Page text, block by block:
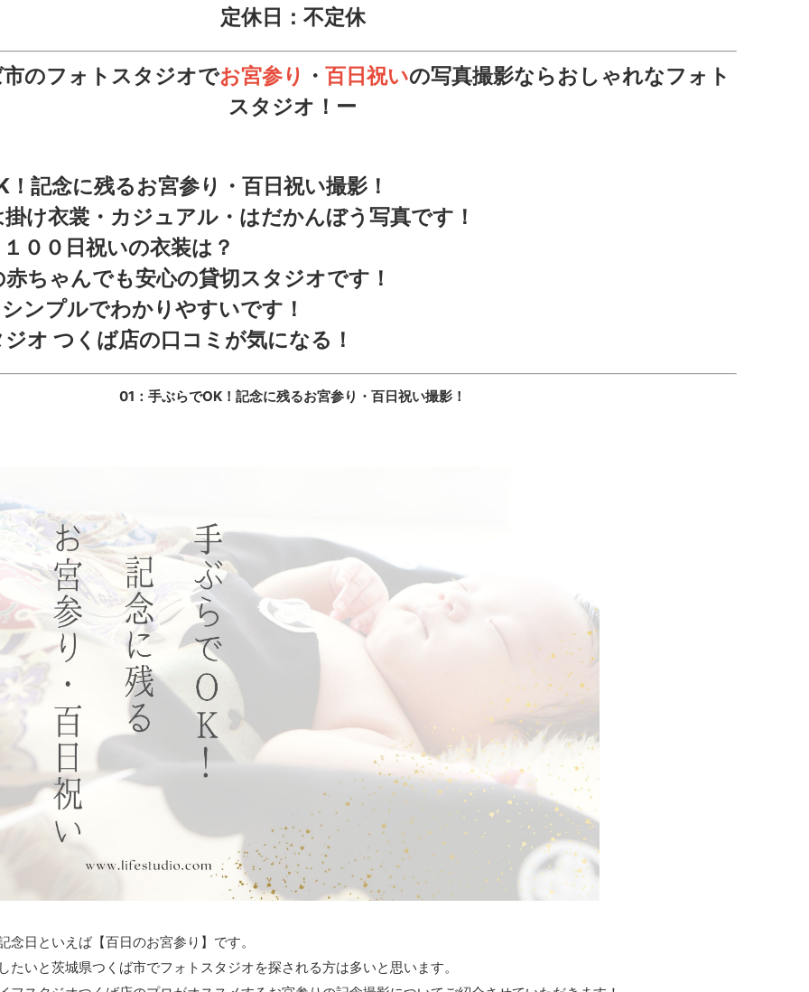
定休日：不定休
のフォトスタジオでお宮参り ・ 百日祝いの写真撮影ならおしゃれなフォト
スタジオ！ー
記念に残るお宮参り・百日祝い撮影！
け衣裳・カジュアル・はだかんぼう写真です！
００日祝いの衣装は？
ちゃんでも安心の貸切スタジオです！
ンプルでわかりやすいです！
オ つくば店の口コミが気になる！
01：手ぶらでOK！記念に残るお宮参り・百日祝い撮影！
念日といえば【百日のお宮参り】です。
たいと茨城県つくば市でフォトスタジオを探される方は多いと思います。